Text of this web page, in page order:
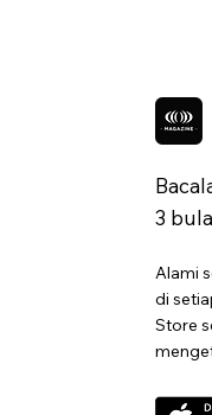
3
Alami
di
Store